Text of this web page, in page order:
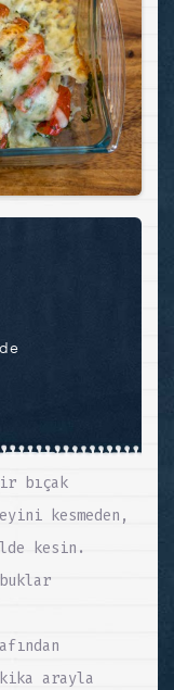
bıçak
kesmeden,
kesin.
arayla